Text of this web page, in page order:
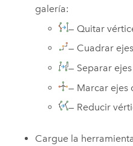
galería:
— Quitar
— Cuadrar ejes
— Separar
— Marcar ejes
— Reducir
Cargue la